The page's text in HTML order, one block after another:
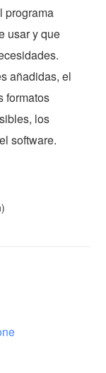
programa
usar y que
añadidas, el
formatos
los
software.